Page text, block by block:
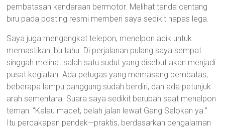
pembatasan kendaraan bermotor. Melihat tanda centang
biru pada posting resmi memberi saya sedikit napas lega.
Saya juga mengangkat telepon, menelpon adik untuk
memastikan ibu tahu. Di perjalanan pulang saya sempat
singgah melihat salah satu sudut yang disebut akan menjadi
pusat kegiatan. Ada petugas yang memasang pembatas,
beberapa lampu panggung sudah berdiri, dan ada petunjuk
arah sementara. Suara saya sedikit berubah saat menelpon
teman: “Kalau macet, belah jalan lewat Gang Selokan ya.”
Itu percakapan pendek—praktis, berdasarkan pengalaman